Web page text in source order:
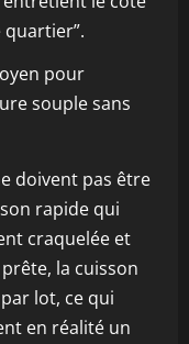
quartier”.
pour
souple sans
doivent pas être
rapide qui
craquelée et
la cuisson
lot, ce qui
en réalité un